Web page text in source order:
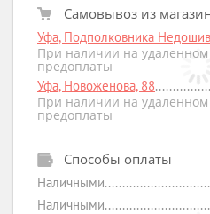
Самовывоз из
Уфа, Подполковника
При наличии на удаленном
предоплаты
Уфа, Новоженова, 88
При наличии на удаленном
предоплаты
Способы оплаты
Наличными
Наличными